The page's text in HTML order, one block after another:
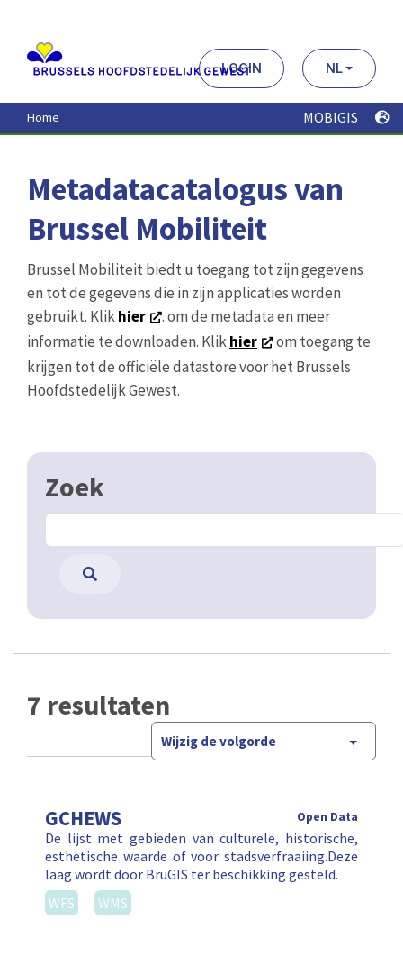
contenu
principal
LOGIN NL
Home MOBIGIS
Metadatacatalogus van
Brussel Mobiliteit
Brussel Mobiliteit biedt u toegang tot zijn gegevens
en tot de gegevens die in zijn applicaties worden
gebruikt. Klikhier
. om de metadata en meer
informatie te downloaden. Klikhier
om toegang te
krijgen tot de officiële datastore voor het Brussels
Hoofdstedelijk Gewest.
Zoek
7 resultaten
Wijzig de volgorde
GCHEWS Open Data
De lijst met gebieden van culturele, historische,
esthetische waarde of voor stadsverfraaiing.Deze
laag wordt door BruGIS ter beschikking gesteld.
WFS
WMS